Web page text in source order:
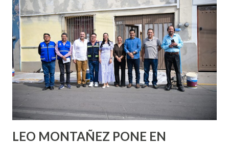
quienes ya han tenido relaciones sexuales no son expertos
o expertas en el tema. Siempre hay algo nuevo que
aprender y nuevas experiencias que conocer. Si eres una
chica y aún no has tenido relaciones sexuales, tal vez
pienses que el sexo será increíble y no puedas esperar para
experimentarlo, pero como cualquier persona con
experiencia te dirá, siempre es mejor cuando ambas partes
son suficientemen...
LEO MONTAÑEZ PONE EN